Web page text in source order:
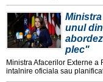
unul
plec"
Ministra Afacerilor Externe
intalnire oficiala sau